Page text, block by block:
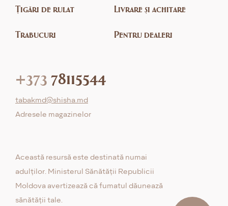
Țigări de rulat
Trabucuri
Livrare și achitare
Pentru dealeri
+373 78115544
tabakmd@shisha.md
Adresele magazinelor
Această resursă este destinată numai
adulților. Ministerul Sănătății Republicii
Moldova avertizează că fumatul dăunează
sănătății tale.